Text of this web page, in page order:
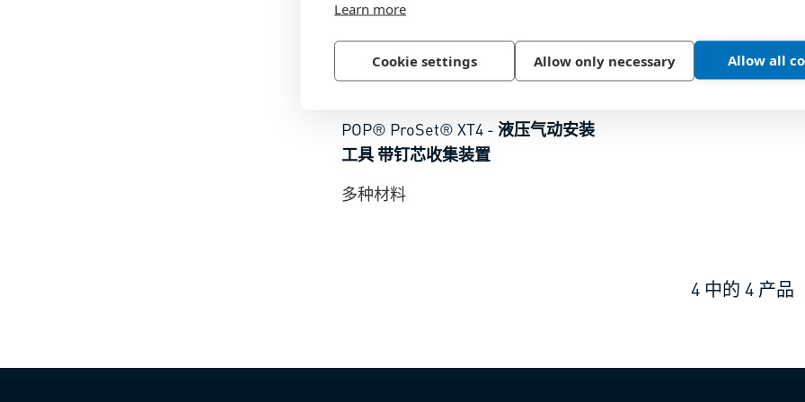
Learn more
Cookie settings Allow only necessary Allow all
POP® ProSet® XT4 - 液压气动安装
工具 带钉芯收集装置
多种材料
4 中的 4 产品